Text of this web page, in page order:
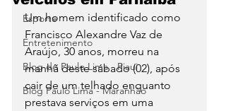
Esporte
Entretenimento
Blog do Paulo Lima - Piaui
Blog Paulo Lima - Maranhão
Um homem identificado como
Francisco Alexandre Vaz de
Araújo, 30 anos, morreu na
manhã deste sábado (02), após
cair de um telhado enquanto
prestava serviços em uma